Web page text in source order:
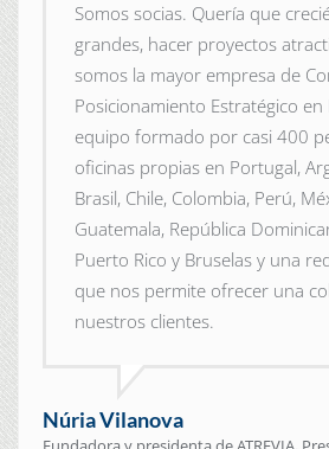
Somos socias. Quería que
grandes, hacer proyectos
somos la mayor empresa de
Posicionamiento Estratégico en
equipo formado por casi 400
oficinas propias en Portugal,
Brasil, Chile, Colombia, Perú,
Guatemala, República
Puerto Rico y Bruselas y una
que nos permite ofrecer una
nuestros clientes.
Núria Vilanova